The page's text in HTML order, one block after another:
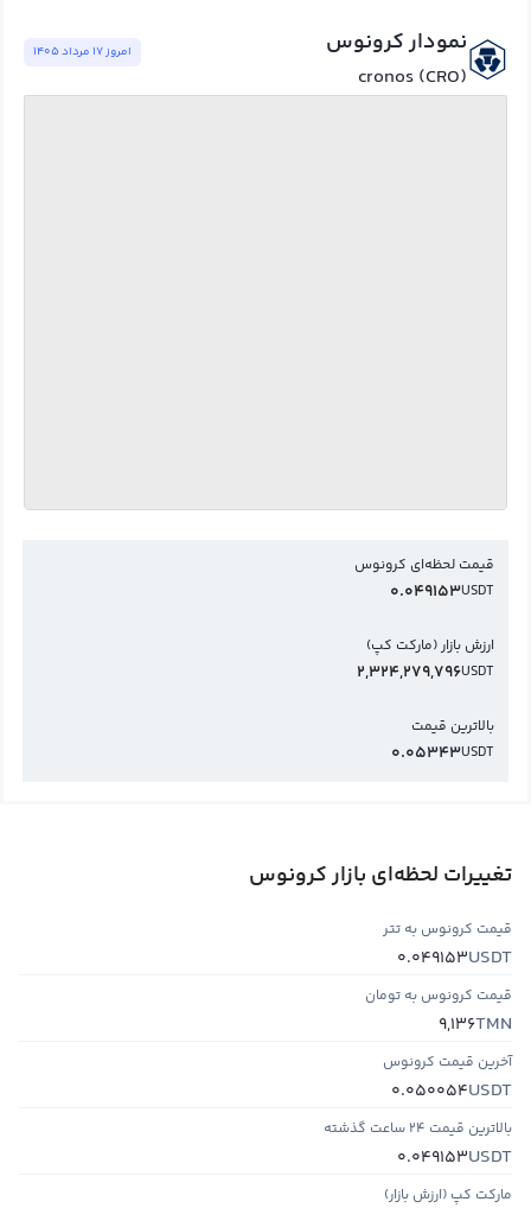
نمودار کرونوس
cronos (CRO)
امروز ١٧ مرداد ١٤٠٥
قیمت لحظه‌ای کرونوس
USDT
0.049153
ارزش بازار (مارکت کپ)
USDT
2,324,279,796
بالاترین قیمت
USDT
0.05343
تغییرات لحظه‌ای بازار کرونوس
قیمت کرونوس به تتر
USDT
0.049153
قیمت کرونوس به تومان
TMN
9,136
آخرین قیمت کرونوس
USDT
0.050054
بالاترین قیمت ۲۴ ساعت گذشته
USDT
0.049153
مارکت کپ (ارزش بازار)